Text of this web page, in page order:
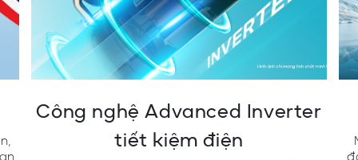
Công nghệ Advanced Inverter
tiết kiệm điện